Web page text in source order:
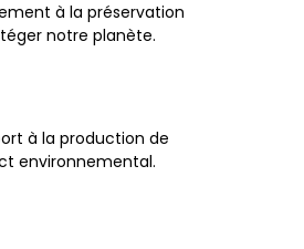
à la préservation
notre planète.
à la production de
environnemental.